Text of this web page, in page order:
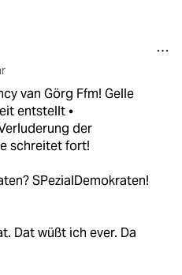
van Görg Ffm! Gelle
entstellt •
der
schreitet fort!
SPezialDemokraten!
Dat wüßt ich ever. Da